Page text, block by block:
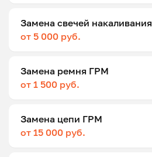
Замена свечей накаливания
от 5 000 руб.
Замена ремня ГРМ
от 1 500 руб.
Замена цепи ГРМ
от 15 000 руб.